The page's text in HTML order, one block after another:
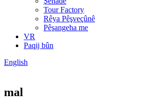
Tour Factory
Rêya Pêşveçûnê
Pêşangeha me
VR
Paqij bûn
English
mal